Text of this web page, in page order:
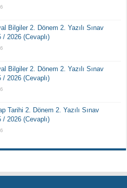
Bilgiler 2. Dönem 2. Yazılı Sınav
/ 2026 (Cevaplı)
Bilgiler 2. Dönem 2. Yazılı Sınav
/ 2026 (Cevaplı)
Tarihi 2. Dönem 2. Yazılı Sınav
/ 2026 (Cevaplı)